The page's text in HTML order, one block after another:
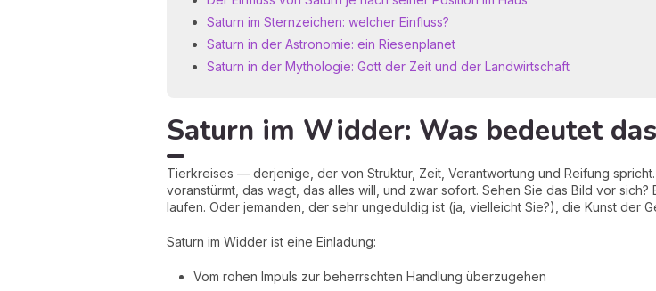
Saturn im Sternzeichen: welcher Einfluss?
Saturn in der Astronomie: ein Riesenplanet
Saturn in der Mythologie: Gott der Zeit und der Landwirtschaft
Saturn im Widder: Was bedeutet
Tierkreises — derjenige, der von Struktur, Zeit, Verantwortung und Reifung
voranstürmt, das wagt, das alles will, und zwar sofort. Sehen Sie das Bild vor
laufen. Oder jemanden, der sehr ungeduldig ist (ja, vielleicht Sie?), die Kunst der
Saturn im Widder ist eine Einladung:
Vom rohen Impuls zur beherrschten Handlung überzugehen